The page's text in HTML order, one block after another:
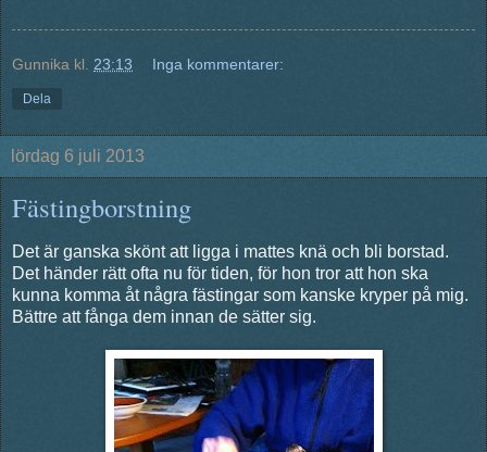
Gunnika kl. 23:13 Inga kommentarer:
Dela
lördag 6 juli 2013
Fästingborstning
Det är ganska skönt att ligga i mattes knä och bli borstad.
Det händer rätt ofta nu för tiden, för hon tror att hon ska
kunna komma åt några fästingar som kanske kryper på mig.
Bättre att fånga dem innan de sätter sig.